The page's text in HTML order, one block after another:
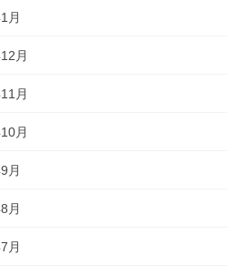
月
月
月
月
月
月
月